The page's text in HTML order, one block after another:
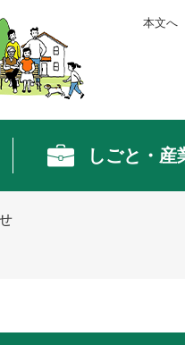
本文へ
しごと・産